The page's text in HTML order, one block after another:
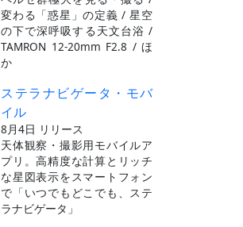
変わる「惑星」の定義 / 星空
の下で深呼吸する天文台浴 /
TAMRON 12-20mm F2.8 / ほ
か
ステラナビゲータ・モバ
イル
8月4日 リリース
天体観察・撮影用モバイルア
プリ。高精度な計算とリッチ
な星図表示をスマートフォン
で「いつでもどこでも、ステ
ラナビゲータ」